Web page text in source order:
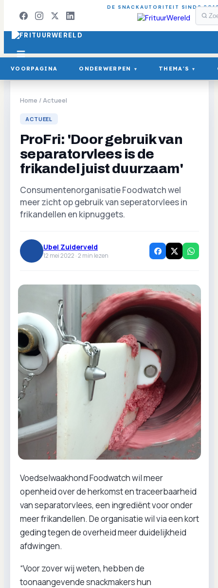
DE SNACKAUTORITEIT SINDS
VOORPAGINA ONDERWERPEN ▾ THEMA'S ▾
Home /Actueel
ACTUEEL
ProFri: 'Door gebruik van
separatorvlees is de
frikandel juist duurzaam'
Consumentenorganisatie Foodwatch wel
meer zicht op gebruik van seperatorvlees in
frikandellen en kipnuggets.
Ubel Zuiderveld
12 mei 2022 ·2 min lezen
Voedselwaakhond Foodwatch wil meer
openheid over de herkomst en traceerbaarheid
van separatorvlees, een ingrediënt voor onder
meer frikandellen. De organisatie wil via een kort
geding tegen de overheid meer duidelijkheid
afdwingen.
“Voor zover wij weten, hebben de
toonaangevende snackmakers hun